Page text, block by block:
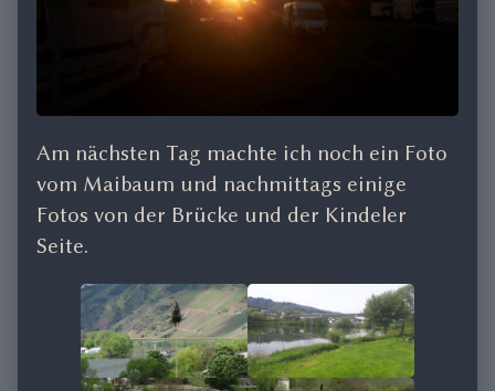
Am nächsten Tag machte ich noch ein Foto
vom Maibaum und nachmittags einige
Fotos von der Brücke und der Kindeler
Seite.